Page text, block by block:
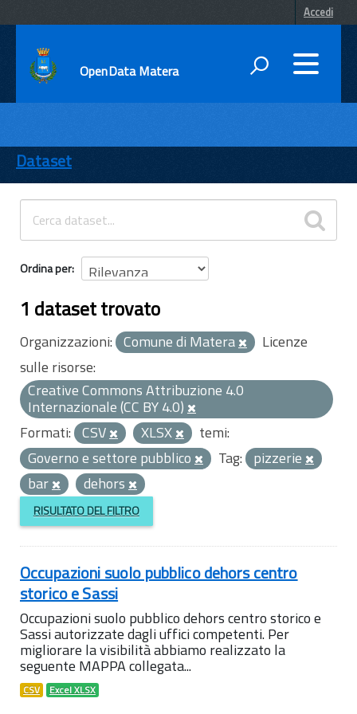
Accedi
OpenData Matera
ENTI
TEMI
INFORMAZIONI
Dataset
Ordina per
1 dataset trovato
Organizzazioni: Comune di Matera
Licenze
sulle risorse:
Creative Commons Attribuzione 4.0
Internazionale (CC BY 4.0)
Formati: CSV XLSX
temi:
Governo e settore pubblico
Tag: pizzerie
bar
dehors
RISULTATO DEL FILTRO
Occupazioni suolo pubblico dehors centro
storico e Sassi
Occupazioni suolo pubblico dehors centro storico e
Sassi autorizzate dagli uffici competenti. Per
migliorare la visibilità abbiamo realizzato la
seguente MAPPA collegata...
CSV Excel XLSX